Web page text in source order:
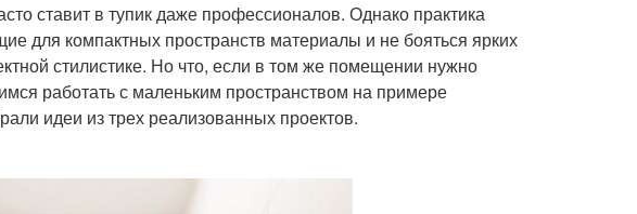
ставит в тупик даже профессионалов. Однако практика
для компактных пространств материалы и не бояться ярких
стилистике. Но что, если в том же помещении нужно
работать с маленьким пространством на примере
идеи из трех реализованных проектов.